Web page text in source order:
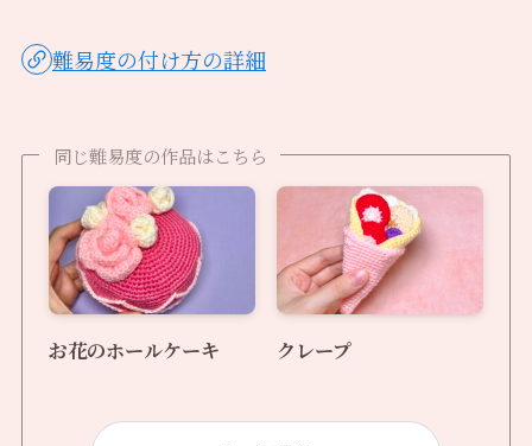
難易度の付け方の詳細
同じ難易度の作品はこちら
お花のホールケーキ クレープ